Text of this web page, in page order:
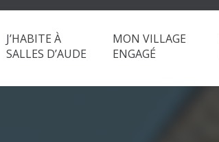
J’HABITE À
SALLES D’AUDE
MON VILLAGE
ENGAGÉ